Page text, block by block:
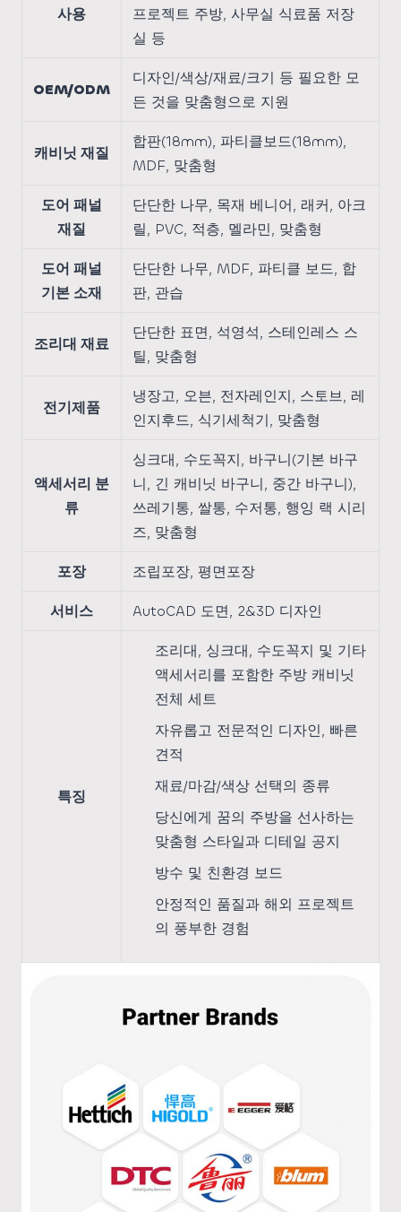
사용
프로젝트 주방, 사무실 식료품 저장
실 등
OEM/ODM
디자인/색상/재료/크기 등 필요한 모
든 것을 맞춤형으로 지원
캐비닛 재질
합판(18mm), 파티클보드(18mm),
MDF, 맞춤형
도어 패널
재질
단단한 나무, 목재 베니어, 래커, 아크
릴, PVC, 적층, 멜라민, 맞춤형
도어 패널
기본 소재
단단한 나무, MDF, 파티클 보드, 합
판, 관습
조리대 재료
단단한 표면, 석영석, 스테인레스 스
틸, 맞춤형
전기제품
냉장고, 오븐, 전자레인지, 스토브, 레
인지후드, 식기세척기, 맞춤형
액세서리 분
류
싱크대, 수도꼭지, 바구니(기본 바구
니, 긴 캐비닛 바구니, 중간 바구니),
쓰레기통, 쌀통, 수저통, 행잉 랙 시리
즈, 맞춤형
포장 조립포장, 평면포장
서비스 AutoCAD 도면, 2&3D 디자인
특징
조리대, 싱크대, 수도꼭지 및 기타
액세서리를 포함한 주방 캐비닛
전체 세트
자유롭고 전문적인 디자인, 빠른
견적
재료/마감/색상 선택의 종류
당신에게 꿈의 주방을 선사하는
맞춤형 스타일과 디테일 공지
방수 및 친환경 보드
안정적인 품질과 해외 프로젝트
의 풍부한 경험